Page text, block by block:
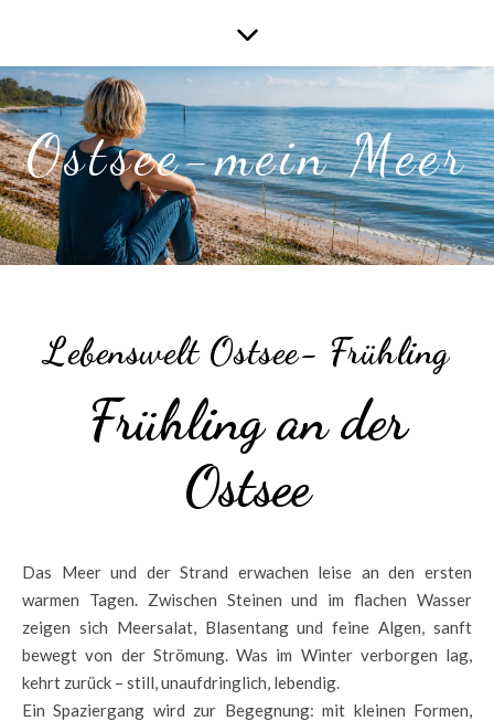
Ostsee-mein Meer
Lebenswelt Ostsee- Frühling
Frühling an der
Ostsee
Das Meer und der Strand erwachen leise an den ersten
warmen Tagen. Zwischen Steinen und im flachen Wasser
zeigen sich Meersalat, Blasentang und feine Algen, sanft
bewegt von der Strömung. Was im Winter verborgen lag,
kehrt zurück – still, unaufdringlich, lebendig.
Ein Spaziergang wird zur Begegnung: mit kleinen Formen,